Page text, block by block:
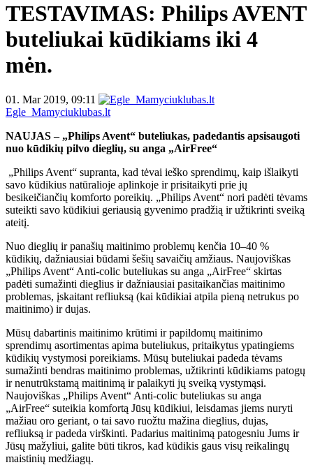
TESTAVIMAS: Philips AVENT
buteliukai kūdikiams iki 4
mėn.
01. Mar 2019, 09:11
Egle_Mamyciuklubas.lt
NAUJAS – „Philips Avent“ buteliukas, padedantis apsisaugoti
nuo kūdikių pilvo dieglių, su anga „AirFree“
„Philips Avent“ supranta, kad tėvai ieško sprendimų, kaip išlaikyti
savo kūdikius natūralioje aplinkoje ir prisitaikyti prie jų
besikeičiančių komforto poreikių. „Philips Avent“ nori padėti tėvams
suteikti savo kūdikiui geriausią gyvenimo pradžią ir užtikrinti sveiką
ateitį.
Nuo dieglių ir panašių maitinimo problemų kenčia 10–40 %
kūdikių, dažniausiai būdami šešių savaičių amžiaus. Naujoviškas
„Philips Avent“ Anti-colic buteliukas su anga „AirFree“ skirtas
padėti sumažinti dieglius ir dažniausiai pasitaikančias maitinimo
problemas, įskaitant refliuksą (kai kūdikiai atpila pieną netrukus po
maitinimo) ir dujas.
Mūsų dabartinis maitinimo krūtimi ir papildomų maitinimo
sprendimų asortimentas apima buteliukus, pritaikytus ypatingiems
kūdikių vystymosi poreikiams. Mūsų buteliukai padeda tėvams
sumažinti bendras maitinimo problemas, užtikrinti kūdikiams patogų
ir nenutrūkstamą maitinimą ir palaikyti jų sveiką vystymąsi.
Naujoviškas „Philips Avent“ Anti-colic buteliukas su anga
„AirFree“ suteikia komfortą Jūsų kūdikiui, leisdamas jiems nuryti
mažiau oro geriant, o tai savo ruožtu mažina dieglius, dujas,
refliuksą ir padeda virškinti. Padarius maitinimą patogesniu Jums ir
Jūsų mažyliui, galite būti tikros, kad kūdikis gaus visų reikalingų
maistinių medžiagų.